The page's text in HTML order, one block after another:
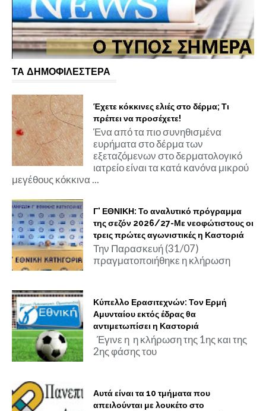
ΤΑ ΔΗΜΟΦΙΛΕΣΤΕΡΑ
Έχετε κόκκινες ελιές στο δέρμα; Τι
πρέπει να προσέχετε!
Ένα από τα πιο συνηθισμένα
ευρήματα στο δέρμα των
εξεταζόμενων στο δερματολογικό
ιατρείο είναι τα κατά κανόνα μικρού
μεγέθους κόκκινα ...
Γ' ΕΘΝΙΚΗ: Το αναλυτικό πρόγραμμα
της σεζόν 2026/27-Με νεοφώτιστους οι
τρεις πρώτες αγωνιστικές η Καστοριά
Την Παρασκευή (31/07)
πραγματοποιήθηκε η κλήρωση
Κύπελλο Ερασιτεχνών: Τον Ερμή
Αμυνταίου εκτός έδρας θα
αντιμετωπίσει η Καστοριά
Έγινε η η κλήρωση της 1ης και της
2ης φάσης του
Αυτά είναι τα 10 τμήματα που
απειλούνται με λουκέτο στο